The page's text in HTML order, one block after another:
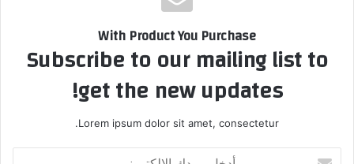
With Product You Purchase
Subscribe to our mailing list to
get the new updates!
Lorem ipsum dolor sit amet, consectetur.